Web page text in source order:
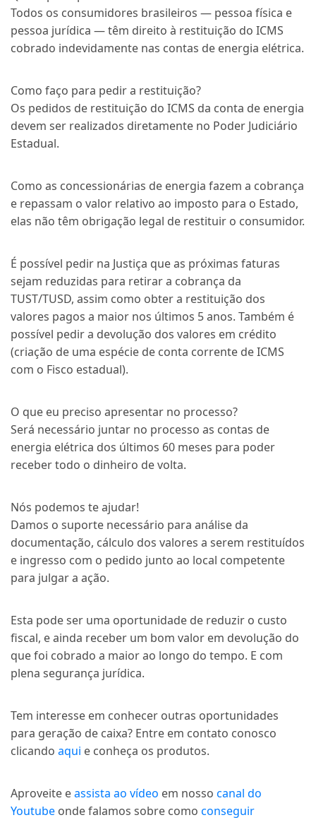
Todos os consumidores brasileiros — pessoa física e
pessoa jurídica — têm direito à restituição do ICMS
cobrado indevidamente nas contas de energia elétrica.
Como faço para pedir a restituição?
Os pedidos de restituição do ICMS da conta de energia
devem ser realizados diretamente no Poder Judiciário
Estadual.
Como as concessionárias de energia fazem a cobrança
e repassam o valor relativo ao imposto para o Estado,
elas não têm obrigação legal de restituir o consumidor.
É possível pedir na Justiça que as próximas faturas
sejam reduzidas para retirar a cobrança da
TUST/TUSD, assim como obter a restituição dos
valores pagos a maior nos últimos 5 anos. Também é
possível pedir a devolução dos valores em crédito
(criação de uma espécie de conta corrente de ICMS
com o Fisco estadual).
O que eu preciso apresentar no processo?
Será necessário juntar no processo as contas de
energia elétrica dos últimos 60 meses para poder
receber todo o dinheiro de volta.
Nós podemos te ajudar!
Damos o suporte necessário para análise da
documentação, cálculo dos valores a serem restituídos
e ingresso com o pedido junto ao local competente
para julgar a ação.
Esta pode ser uma oportunidade de reduzir o custo
fiscal, e ainda receber um bom valor em devolução do
que foi cobrado a maior ao longo do tempo. E com
plena segurança jurídica.
Tem interesse em conhecer outras oportunidades
para geração de caixa? Entre em contato conosco
clicando aqui e conheça os produtos.
Aproveite eassista ao vídeo em nosso canal do
Youtube onde falamos sobre como conseguir